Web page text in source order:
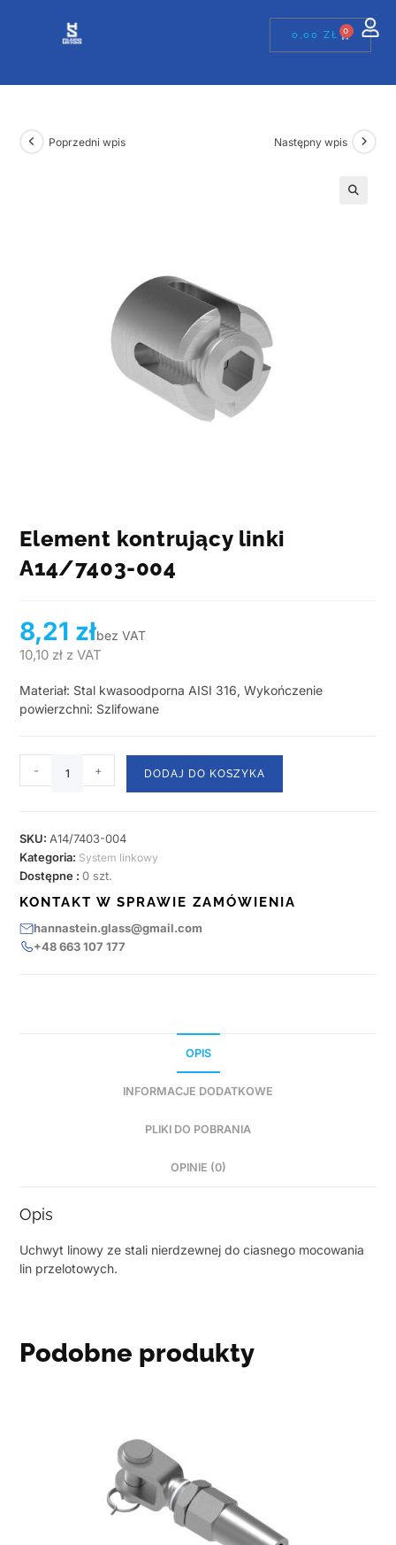
0,00ZŁ 0
Poprzedni wpis Następny wpis
Element kontrujący linki
A14/7403-004
8,21 złbez VAT
10,10 zł z VAT
Materiał: Stal kwasoodporna AISI 316, Wykończenie
powierzchni: Szlifowane
- + DODAJ DO KOSZYKA
SKU: A14/7403-004
Kategoria: System linkowy
Dostępne :0 szt.
KONTAKT W SPRAWIE ZAMÓWIENIA
hannastein.glass@gmail.com
+48 663 107 177
OPIS
INFORMACJE DODATKOWE
PLIKI DO POBRANIA
OPINIE (0)
Opis
Uchwyt linowy ze stali nierdzewnej do ciasnego mocowania
lin przelotowych.
Podobne produkty